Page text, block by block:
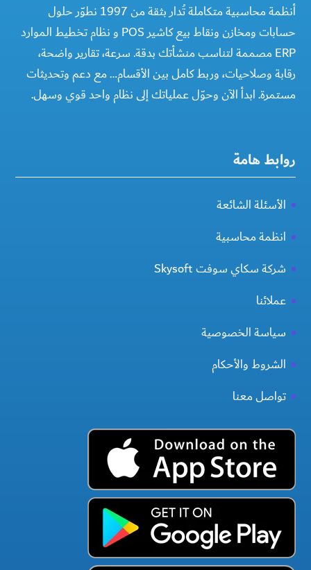
أنظمة محاسبية متكاملة تُدار بثقة من 1997 نطوّر حلول
حسابات ومخازن ونقاط بيع كاشير POS و نظام تخطيط الموارد
ERP مصممة لتناسب منشأتك بدقة. سرعة، تقارير واضحة،
رقابة وصلاحيات، وربط كامل بين الأقسام… مع دعم وتحديثات
مستمرة. ابدأ الآن وحوّل عملياتك إلى نظام واحد قوي وسهل.
روابط هامة
الأسئلة الشائعة
انظمة محاسبية
شركة سكاي سوفت Skysoft
عملائنا
سياسة الخصوصية
الشروط والأحكام
تواصل معنا